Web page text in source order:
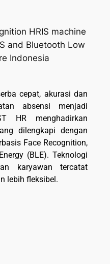
cepat, akurasi dan
absensi menjadi
HR menghadirkan
dilengkapi dengan
Face Recognition,
(BLE). Teknologi
karyawan tercatat
lebih fleksibel.